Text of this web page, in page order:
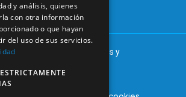
Oficial de Odontólogos y
y análisis, quienes
con otra información
o que hayan
del uso de sus servicios.